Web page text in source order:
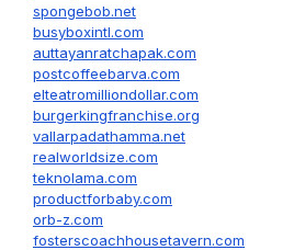
spongebob.net
busyboxintl.com
auttayanratchapak.com
postcoffeebarva.com
elteatromilliondollar.com
burgerkingfranchise.org
vallarpadathamma.net
realworldsize.com
teknolama.com
productforbaby.com
orb-z.com
fosterscoachhousetavern.com